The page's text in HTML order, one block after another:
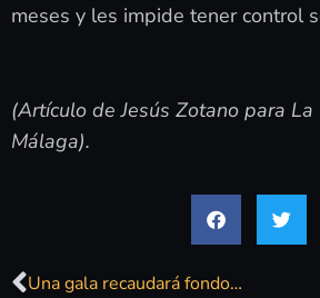
meses y les impide tener control
(Artículo de Jesús Zotano para
Málaga).
Una gala recaudará fondos para investigar el Síndrome de Rett